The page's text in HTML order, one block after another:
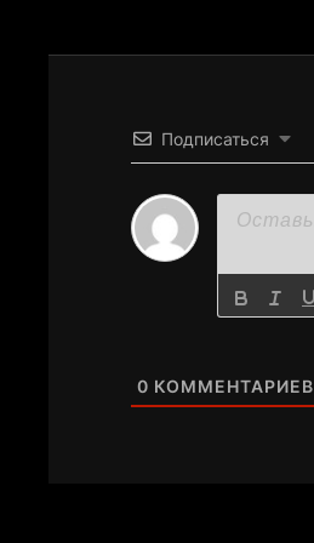
Подписаться
0 КОММЕНТАРИЕВ